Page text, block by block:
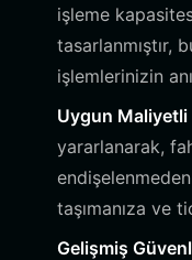
işleme
tasarlanmıştır,
işlemlerinizin
Uygun Maliyetli
yararlanarak,
endişelenmeden
taşımanıza ve
Gelişmiş